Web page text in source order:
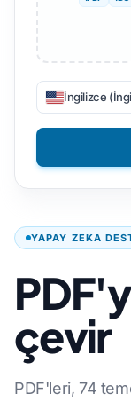
YAPAY ZEKA
çevir
PDF'leri, 74
İngilizce